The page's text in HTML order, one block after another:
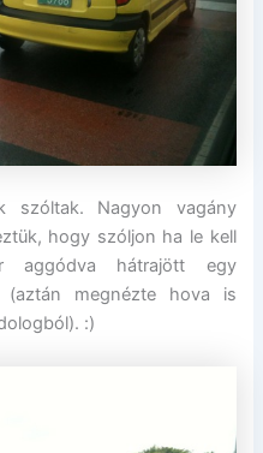
szóltak. Nagyon vagány
hogy szóljon ha le kell
aggódva hátrajött egy
megnézte hova is
:)